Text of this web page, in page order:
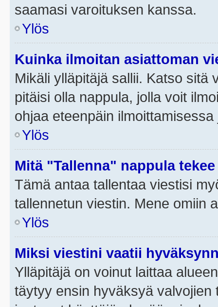
saamasi varoituksen kanssa.
Ylös
Kuinka ilmoitan asiattoman
Mikäli ylläpitäjä sallii. Katso sitä
pitäisi olla nappula, jolla voit
ohjaa eteenpäin
Ylös
Mitä "Tallenna" nappula
Tämä antaa tallentaa viestisi
tallennetun viestin. Mene omiin
Ylös
Miksi viestini vaatii
Ylläpitäjä on voinut laittaa
täytyy ensin hyväksyä